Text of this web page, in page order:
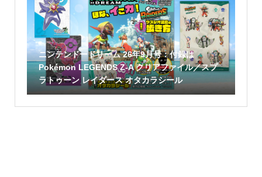
ニンテンドードリーム 26年9月号：付録は
Pokémon LEGENDS Z-A クリアファイル／スプ
ラトゥーン レイダース オタカラシール